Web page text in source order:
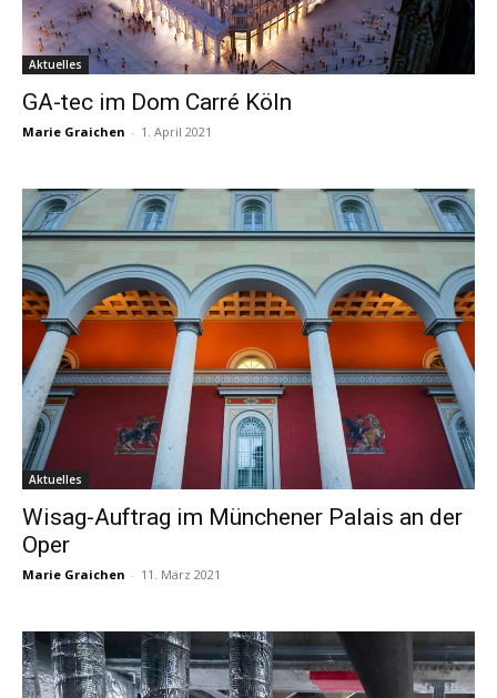
Aktuelles
GA-tec im Dom Carré Köln
Marie Graichen - 1. April 2021
Aktuelles
Wisag-Auftrag im Münchener Palais an der
Oper
Marie Graichen - 11. März 2021